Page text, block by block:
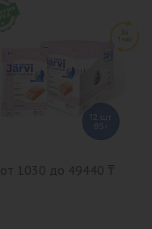
от 1030 до 49440 ₸